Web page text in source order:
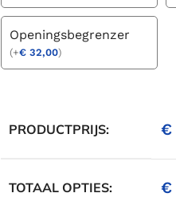
Openingsbegrenzer
(+€ 32,00)
PRODUCTPRIJS: €
TOTAAL OPTIES: €